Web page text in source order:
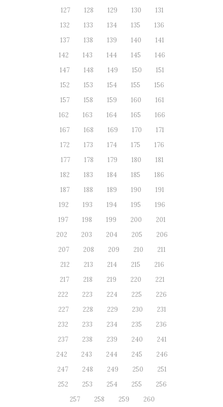
127
128 129 130
131
132
133 134 135
136
137
138 139 140
141
142
143 144 145
146
147
148 149 150
151
152
153 154 155
156
157
158 159 160
161
162
163 164 165
166
167
168 169 170
171
172
173 174 175
176
177
178 179 180
181
182
183 184 185
186
187
188 189 190
191
192
193 194 195
196
197
198 199 200
201
202
203 204 205
206
207
208 209 210
211
212
213 214 215
216
217
218 219 220
221
222
223 224 225
226
227
228 229 230
231
232
233 234 235
236
237
238 239 240
241
242
243 244 245
246
247
248 249 250
251
252
253 254 255
256
257
258 259 260